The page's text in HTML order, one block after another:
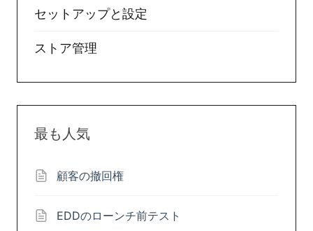
セットアップと設定
ストア管理
最も人気
顧客の撤回権
EDDのローンチ前テスト